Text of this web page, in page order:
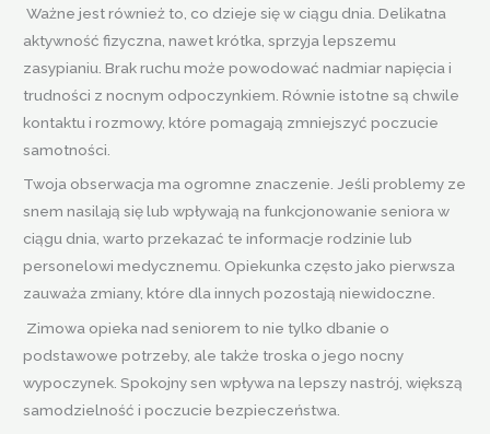
Ważne jest również to, co dzieje się w ciągu dnia. Delikatna
aktywność fizyczna, nawet krótka, sprzyja lepszemu
zasypianiu. Brak ruchu może powodować nadmiar napięcia i
trudności z nocnym odpoczynkiem. Równie istotne są chwile
kontaktu i rozmowy, które pomagają zmniejszyć poczucie
samotności.
Twoja obserwacja ma ogromne znaczenie. Jeśli problemy ze
snem nasilają się lub wpływają na funkcjonowanie seniora w
ciągu dnia, warto przekazać te informacje rodzinie lub
personelowi medycznemu. Opiekunka często jako pierwsza
zauważa zmiany, które dla innych pozostają niewidoczne.
Zimowa opieka nad seniorem to nie tylko dbanie o
podstawowe potrzeby, ale także troska o jego nocny
wypoczynek. Spokojny sen wpływa na lepszy nastrój, większą
samodzielność i poczucie bezpieczeństwa.